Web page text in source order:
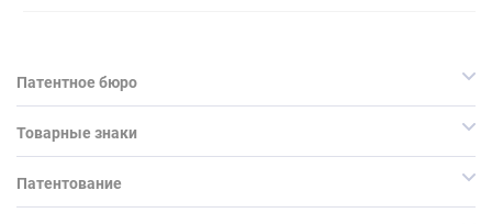
Патентное бюро
Товарные знаки
Патентование